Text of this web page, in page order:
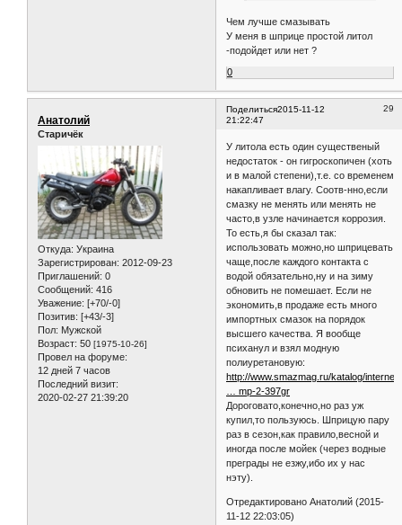
Чем лучше смазывать
У меня в шприце простой литол
-подойдет или нет ?
0
Поделиться 29
2015-11-12
21:22:47
Анатолий
Старичёк
Откуда: Украина
Зарегистрирован: 2012-09-23
Приглашений: 0
Сообщений: 416
Уважение: [+70/-0]
Позитив: [+43/-3]
Пол: Мужской
Возраст: 50 [1975-10-26]
Провел на форуме:
12 дней 7 часов
Последний визит:
2020-02-27 21:39:20
У литола есть один существеный
недостаток - он гигроскопичен (хоть
и в малой степени),т.е. со временем
накапливает влагу. Соотв-нно,если
смазку не менять или менять не
часто,в узле начинается коррозия.
То есть,я бы сказал так:
использовать можно,но шприцевать
чаще,после каждого контакта с
водой обязательно,ну и на зиму
обновить не помешает. Если не
экономить,в продаже есть много
импортных смазок на порядок
высшего качества. Я вообще
психанул и взял модную
полиуретановую:
http://www.smazmag.ru/katalog/internet-
… mp-2-397gr
Дороговато,конечно,но раз уж
купил,то пользуюсь. Шприцую пару
раз в сезон,как правило,весной и
иногда после мойек (через водные
преграды не езжу,ибо их у нас
нэту).
Отредактировано Анатолий (2015-
11-12 22:03:05)